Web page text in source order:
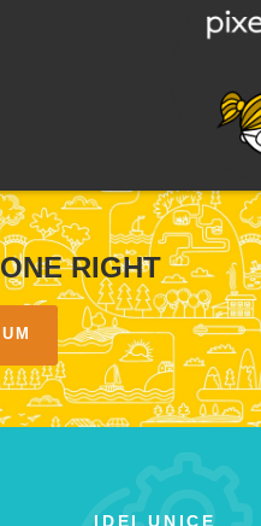
RIGHT
IDEI UNICE